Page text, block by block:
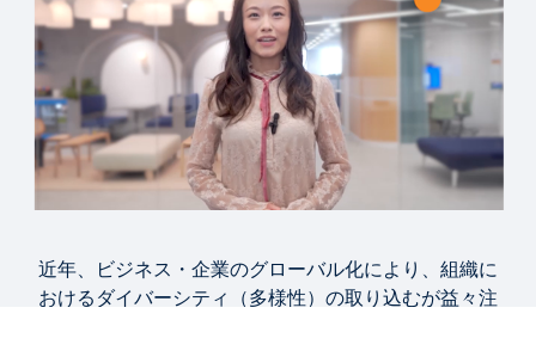
ブログ
組織改革とは？成功するために知るべき課題と手
法・成功事例を解説
WEB ページ
注目の国内導入事例
Workday 資料集
近年、ビジネス・企業のグローバル化により、組織に
おけるダイバーシティ（多様性）の取り込むが益々注